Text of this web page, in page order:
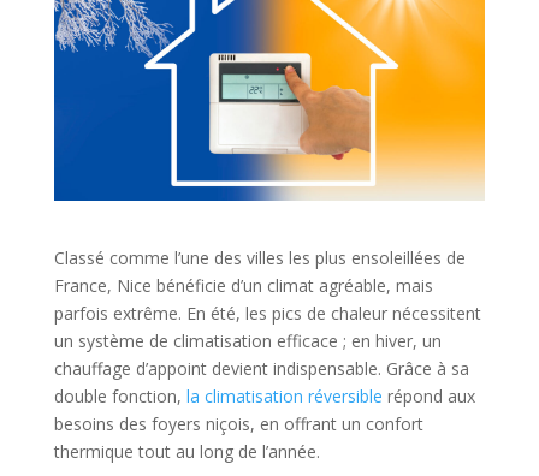
Classé comme l’une des villes les plus ensoleillées de
France, Nice bénéficie d’un climat agréable, mais
parfois extrême. En été, les pics de chaleur nécessitent
un système de climatisation efficace ; en hiver, un
chauffage d’appoint devient indispensable. Grâce à sa
double fonction, la climatisation réversible répond aux
besoins des foyers niçois, en offrant un confort
thermique tout au long de l’année.